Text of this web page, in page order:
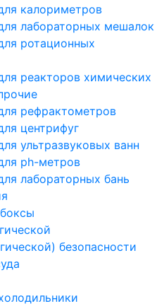
калориметров
лабораторных мешалок
ротационных
реакторов химических
рефрактометров
центрифуг
ультразвуковых ванн
ph-метров
лабораторных бань
безопасности